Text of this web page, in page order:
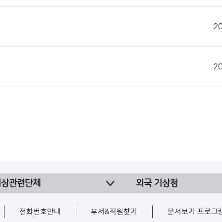
관련단체 외국 기상청
전화번호안내 부서&직원찾기 문서보기 프로그